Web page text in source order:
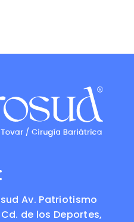
Av. Patriotismo
de los Deportes,